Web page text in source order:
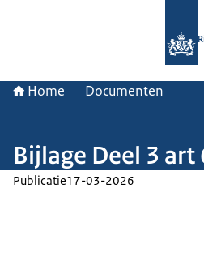
Home Documenten
Bijlage Deel 3 art
Publicatie17-03-2026